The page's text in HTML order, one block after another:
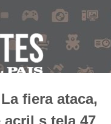
fiera ataca,
s tela 47